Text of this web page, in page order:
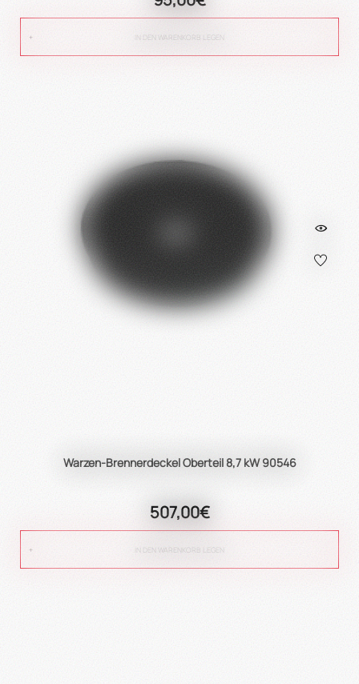
IN DEN WARENKORB LEGEN
Warzen-Brennerdeckel Oberteil 8,7 kW 90546
507,00€
IN DEN WARENKORB LEGEN